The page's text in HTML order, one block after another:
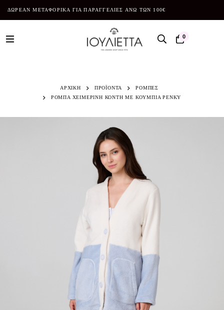
ΔΩΡΕΑΝ ΜΕΤΑΦΟΡΙΚΑ ΓΙΑ ΠΑΡΑΓΓΕΛΙΕΣ ΑΝΩ ΤΩΝ 100€
0
ΑΡΧΙΚΗ ΠΡΟΪΌΝΤΑ
ΡΟΜΠΕΣ
ΡΟΜΠΑ ΧΕΙΜΕΡΙΝΗ ΚΟΝΤΗ ΜΕ ΚΟΥΜΠΙΑ PENKY